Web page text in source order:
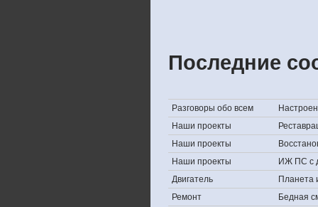
Последние
Разговоры обо всем
Наши проекты
Наши проекты
Наши проекты
ИЖ ПС с
Двигатель
Планета
Ремонт
Бедная